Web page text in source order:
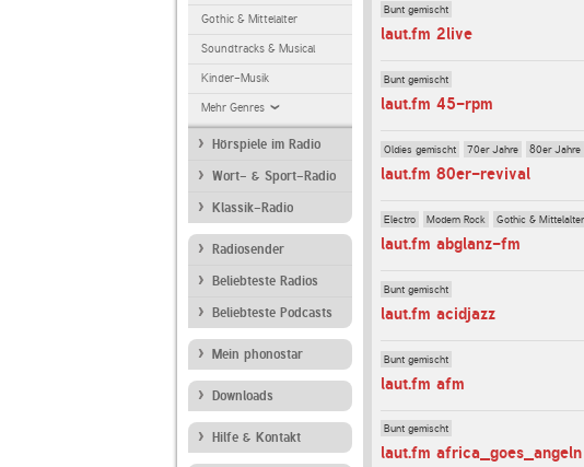
Gothic & Mittelalter
Soundtracks & Musical
Kinder-Musik
Mehr Genres
Hörspiele im Radio
Wort- & Sport-Radio
Klassik-Radio
Radiosender
Beliebteste Radios
Beliebteste Podcasts
Mein phonostar
Downloads
Hilfe & Kontakt
Bunt gemischt
laut.fm 2live
Bunt gemischt
laut.fm 45-rpm
Oldies gemischt 70er Jahre 80er Jahre
laut.fm 80er-revival
Electro Modern Rock Gothic & Mittelalter
laut.fm abglanz-fm
Bunt gemischt
laut.fm acidjazz
Bunt gemischt
laut.fm afm
Bunt gemischt
laut.fm africa_goes_angeln